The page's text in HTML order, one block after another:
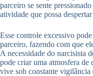
parceiro se sente
atividade que possa
Esse controle excessivo
parceiro, fazendo com que
A necessidade do narcisista
pode criar uma atmosfera de
vive sob constante vigilância